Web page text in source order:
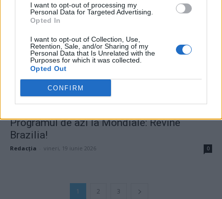
I want to opt-out of processing my
Personal Data for Targeted Advertising.
Opted In
I want to opt-out of Collection, Use,
Retention, Sale, and/or Sharing of my
Personal Data that Is Unrelated with the
Purposes for which it was collected.
Opted Out
CONFIRM
Programul de azi la Mondiale: Revine
Brazilia!
Redacţia vineri, 19 iunie 2026 0
1 2 3